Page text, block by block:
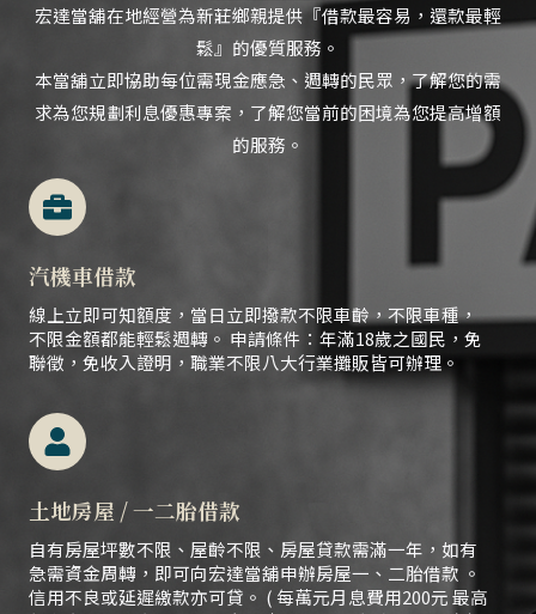
宏達當舖在地經營為新莊鄉親提供『借款最容易，還款最輕
鬆』的優質服務。
本當舖立即協助每位需現金應急、 週轉的民眾，了解您的需
求為您規劃利息優惠專案，了解您當前的困境為您提高增額
的服務。
汽機車借款
線上立即可知額度，當日立即撥款不限車齡，不限車種，
不限金額都能輕鬆週轉。 申請條件：年滿18歲之國民，免
聯徵，免收入證明，職業不限八大行業攤販皆可辦理。
土地房屋 / 一二胎借款
自有房屋坪數不限、屋齡不限、房屋貸款需滿一年，如有
急需資金周轉，即可向宏達當舖申辦房屋一、二胎借款 。
信用不良或延遲繳款亦可貸。 ( 每萬元月息費用200元 最高